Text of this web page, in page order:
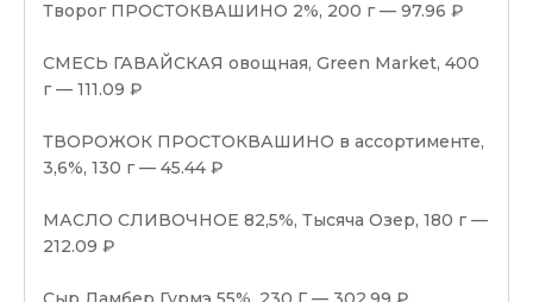
Творог ПРОСТОКВАШИНО 2%, 200 г — 97.96 ₽
СМЕСЬ ГАВАЙСКАЯ овощная, Green Market, 400
г — 111.09 ₽
ТВОРОЖОК ПРОСТОКВАШИНО в ассортименте,
3,6%, 130 г — 45.44 ₽
МАСЛО СЛИВОЧНОЕ 82,5%, Тысяча Озер, 180 г —
212.09 ₽